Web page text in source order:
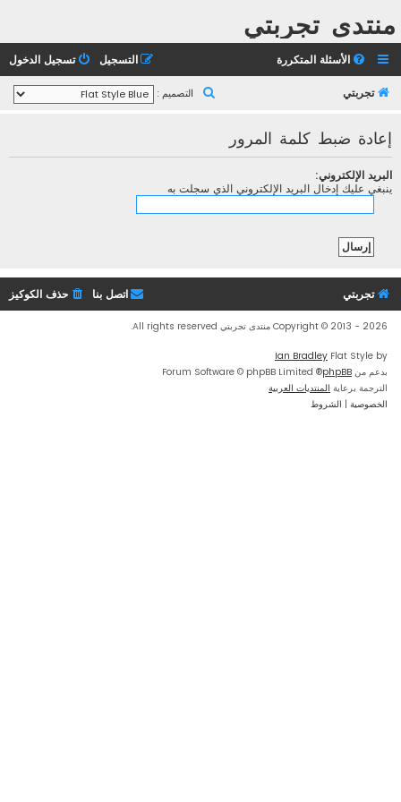
منتدى تجربتي
الأسئلة المتكررة تسجيل الدخول التسجيل
تجربتي التصميم :
إعادة ضبط كلمة المرور
البريد الإلكتروني:
ينبغي عليك إدخال البريد الإلكتروني الذي سجلت به
تجربتي حذف الكوكيز اتصل بنا
Copyright © 2013 - 2026 منتدى تجربتي All rights reserved.
Flat Style by
Ian Bradley
بدعم من phpBB
® Forum Software © phpBB Limited
الترجمة برعاية المنتديات العربية
الخصوصية | الشروط